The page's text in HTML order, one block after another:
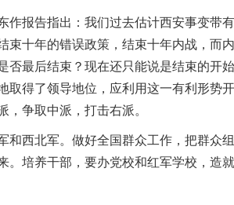
告指出：我们过去估计西安事变带
十年的错误政策，结束十年内战，而
最后结束？现在还只能说是结束的开
得了领导地位，应利用这一有利形势
争取中派，打击右派。
北军。做好全国群众工作，把群众
培养干部，要办党校和红军学校，造